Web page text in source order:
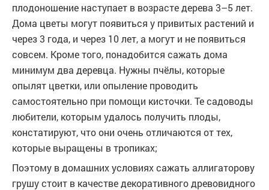
плодоношение наступает в возрасте дерева 3–5 лет.
Дома цветы могут появиться у привитых растений и
через 3 года, и через 10 лет, а могут и не появиться
совсем. Кроме того, понадобится сажать дома
минимум два деревца. Нужны пчёлы, которые
опылят цветки, или опыление проводить
самостоятельно при помощи кисточки. Те садоводы
любители, которым удалось получить плоды,
констатируют, что они очень отличаются от тех,
которые выращены в тропиках;
Поэтому в домашних условиях сажать аллигаторову
грушу стоит в качестве декоративного древовидного